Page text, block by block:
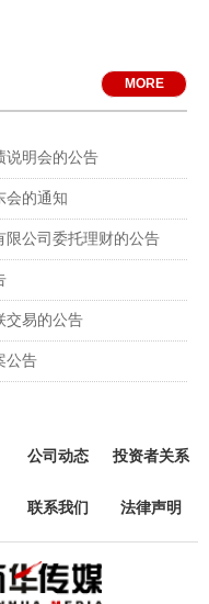
MORE
说明会的公告
会的通知
限公司委托理财的公告
交易的公告
公告
公司动态 投资者关系
联系我们 法律声明